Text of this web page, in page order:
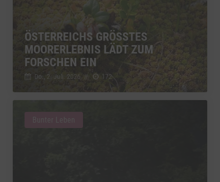
ÖSTERREICHS GRÖSSTES M
OORERLEBNIS LÄDT ZUM F
ORSCHEN EIN
Do., 2. Juli. 2026 // 172